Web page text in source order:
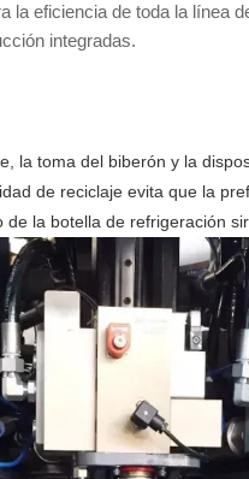
la eficiencia de toda la
integradas.
la toma del biberón y la
de reciclaje evita que la
la botella de refrigeración